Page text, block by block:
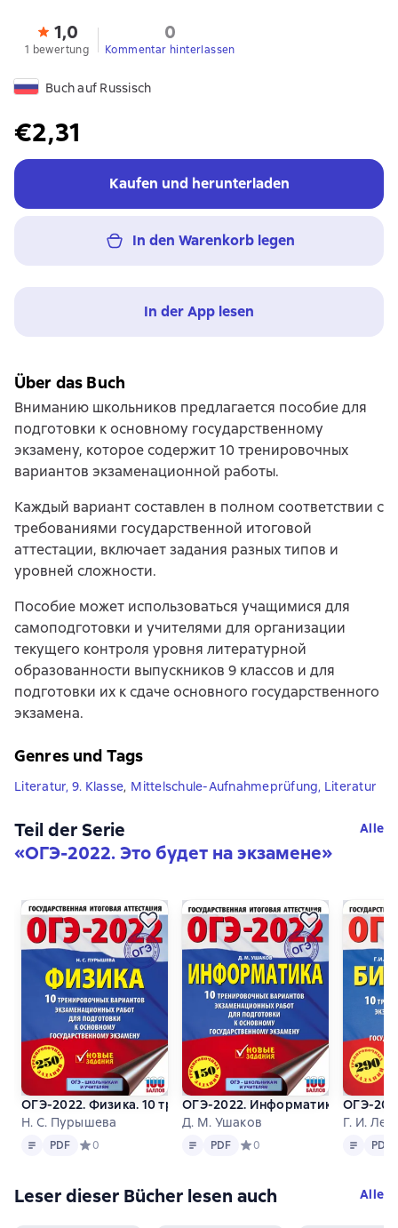
1,0
1 bewertung
0
Kommentar hinterlassen
Buch auf Russisch
€2,31
Kaufen und herunterladen
In den Warenkorb legen
In der App lesen
Über das Buch
Вниманию школьников предлагается пособие для
подготовки к основному государственному
экзамену, которое содержит 10 тренировочных
вариантов экзаменационной работы.
Каждый вариант составлен в полном соответствии с
требованиями государственной итоговой
аттестации, включает задания разных типов и
уровней сложности.
Пособие может использоваться учащимися для
самоподготовки и учителями для организации
текущего контроля уровня литературной
образованности выпускников 9 классов и для
подготовки их к сдаче основного государственного
экзамена.
Genres und Tags
Literatur, 9. Klasse, Mittelschule-Aufnahmeprüfung, Literatur
Teil der Serie
«ОГЭ-2022. Это будет на экзамене»
Alle
ОГЭ-2022. Физика. 10 тренировочных вариантов
Н. С. Пурышева
Text PDF
PDF Средний рейтинг 0 на основе 0 оценок
0
ОГЭ-2022. Информатика. 10
Д. М. Ушаков
Text PDF
PDF Средний рейтинг 0 на
0
ОГЭ-
Г. И.
Text PDF
PDF
Leser dieser Bücher lesen auch Alle